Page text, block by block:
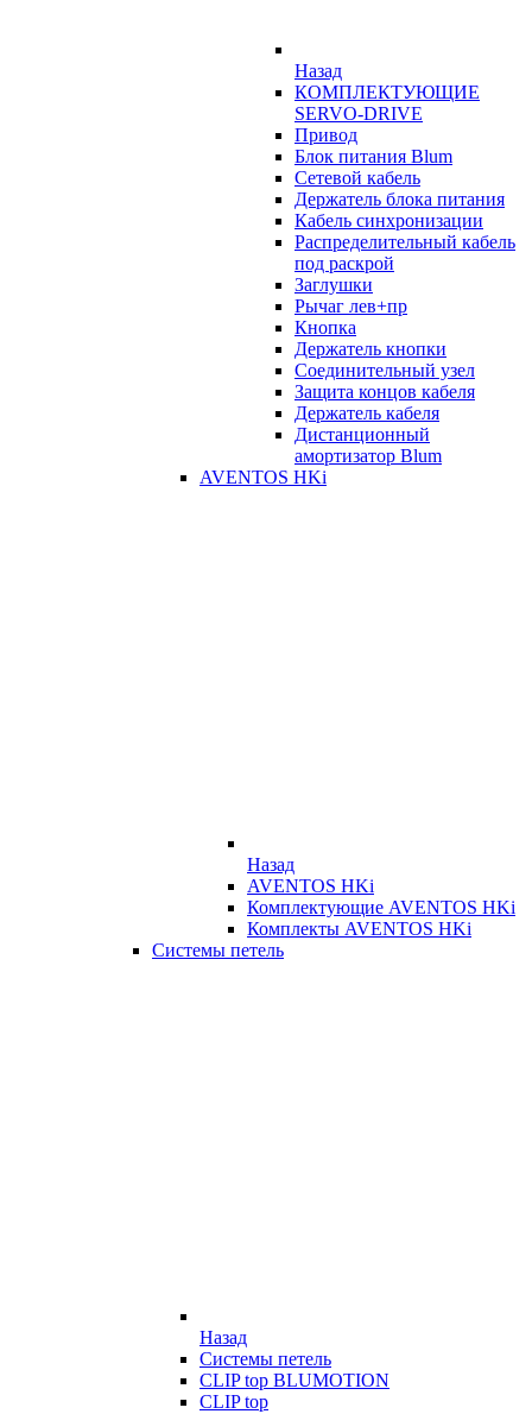
Назад
КОМПЛЕКТУЮЩИЕ
SERVO-DRIVE
Привод
Блок питания Blum
Сетевой кабель
Держатель блока питания
Кабель синхронизации
Распределительный кабель
под раскрой
Заглушки
Рычаг лев+пр
Кнопка
Держатель кнопки
Соединительный узел
Защита концов кабеля
Держатель кабеля
Дистанционный
амортизатор Blum
AVENTOS HKi
Назад
AVENTOS HKi
Комплектующие AVENTOS HKi
Комплекты AVENTOS HKi
Системы петель
Назад
Системы петель
CLIP top BLUMOTION
CLIP top